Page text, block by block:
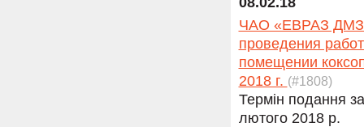
ЧАО «ЕВРАЗ ДМЗ»
проведения
помещении
2018 г. (#1808)
Термін подання
лютого 2018 р.